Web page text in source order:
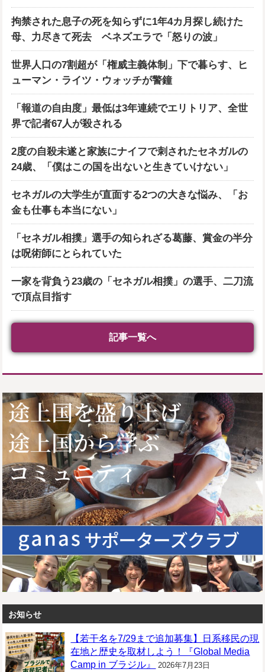
拘禁された息子の死を知らずに1年4カ月探し続けた
母、力尽きて死去 ベネズエラで「怒りの波」
世界人口の7割超が「権威主義体制」下で暮らす、ヒ
ューマン・ライツ・ウォッチが警鐘
「報道の自由度」最低は3年連続でエリトリア、全世
界で記者67人が殺される
2度の自殺未遂と家族にナイフで刺されたセネガルの
24歳、「僕はこの国を出ないと生きていけない」
セネガルの大学生が直面する2つの大きな悩み、「お
金も仕事も本当にない」
「セネガル相撲」選手の知られざる葛藤、賞金の半分
は呪術師にとられていた
一家を背負う23歳の「セネガル相撲」の選手、二刀流
で頂点目指す
記事一覧へ
お知らせ
【若干名を7/29まで追加募集】日系移民の現
在地と歴史を取材しよう！『Global Media
Camp in ブラジル』
2026年7月23日